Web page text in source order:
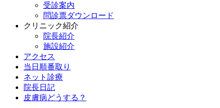
受診案内
問診票ダウンロード
クリニック紹介
院長紹介
施設紹介
アクセス
当日順番取り
ネット診療
院長日記
皮膚病どうする？